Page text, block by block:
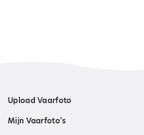
Upload Vaarfoto
Mijn Vaarfoto’s